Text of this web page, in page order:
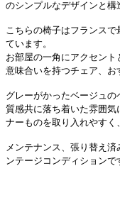
のシンプルなデザインと構
こちらの椅子はフランス
ています。
お部屋の一角にアクセン
意味合いを持つチェア、お
グレーがかったベージュの
質感共に落ち着いた雰囲
ナーものを取り入れやす
メンテナンス、張り替え
ンテージコンディションで